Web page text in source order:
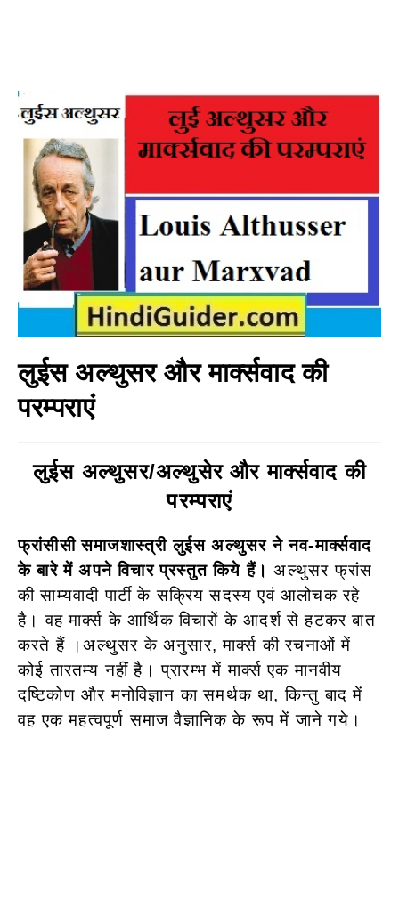
लुईस अल्थुसर और मार्क्सवाद की
परम्पराएं
लुईस अल्थुसर/अल्थुसेर और मार्क्सवाद की
परम्पराएं
फ्रांसीसी समाजशास्त्री लुईस अल्थुसर ने नव-मार्क्सवाद
के बारे में अपने विचार प्रस्तुत किये हैं। अल्थुसर फ्रांस
की साम्यवादी पार्टी के सक्रिय सदस्य एवं आलोचक रहे
है। वह मार्क्स के आर्थिक विचारों के आदर्श से हटकर बात
करते हैं ।अल्थुसर के अनुसार, मार्क्स की रचनाओं में
कोई तारतम्य नहीं है। प्रारम्भ में मार्क्स एक मानवीय
दष्टिकोण और मनोविज्ञान का समर्थक था, किन्तु बाद में
वह एक महत्वपूर्ण समाज वैज्ञानिक के रूप में जाने गये।